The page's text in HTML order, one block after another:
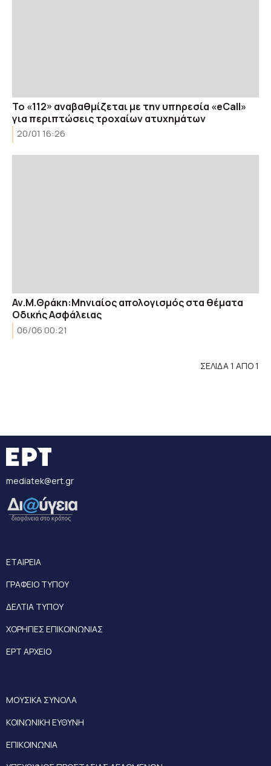
To «112» αναβαθμίζεται με την υπηρεσία «eCall»
για περιπτώσεις τροχαίων ατυχημάτων
20/01 16:26
Αν.Μ.Θράκη:Μηνιαίος απολογισμός στα θέματα
Οδικής Ασφάλειας
06/06 00:21
ΣΕΛΙΔΑ 1 ΑΠΟ 1
mediatek@ert.gr
ΕΤΑΙΡΕΙΑ
ΓΡΑΦΕΙΟ ΤΥΠΟΥ
ΔΕΛΤΙΑ ΤΥΠΟΥ
ΧΟΡΗΓΙΕΣ ΕΠΙΚΟΙΝΩΝΙΑΣ
ΕΡΤ ΑΡΧΕΙΟ
ΜΟΥΣΙΚΑ ΣΥΝΟΛΑ
ΚΟΙΝΩΝΙΚΗ ΕΥΘΥΝΗ
ΕΠΙΚΟΙΝΩΝΙΑ